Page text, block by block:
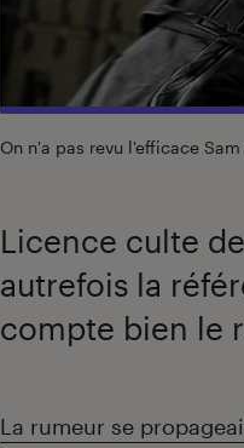
On n'a pas revu l'efficace
Licence culte
autrefois la
compte bien le
Introduction
La rumeur se